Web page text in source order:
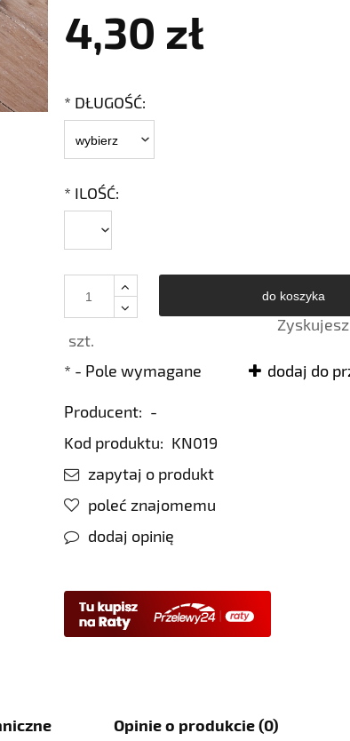
4,30 zł
* DŁUGOŚĆ:
* ILOŚĆ:
szt.
do koszyka
Zyskujesz
dodaj do
* - Pole wymagane
Producent: -
Kod produktu: KN019
zapytaj o produkt
poleć znajomemu
dodaj opinię
Opinie o produkcie (0)